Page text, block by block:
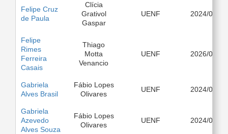
Felipe Cruz
de Paula
Clícia
Grativol
Gaspar
UENF 2024/03
Felipe
Rimes
Ferreira
Casais
Thiago
Motta
Venancio
UENF 2026/03
Gabriela
Alves Brasil
Fábio Lopes
Olivares
UENF 2024/03
Gabriela
Azevedo
Alves Souza
Fábio Lopes
Olivares
UENF 2024/08